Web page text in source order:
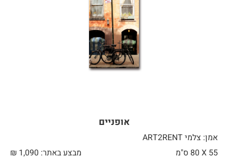
אופניים
אמן: צלמי ART2RENT
55 X
מבצע באתר: ₪ 1,090